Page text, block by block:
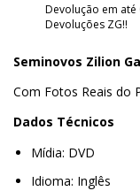
Devolução em até
Devoluções ZG!!
Seminovos Zilion
Com Fotos Reais do
Dados Técnicos
Mídia: DVD
Idioma: Inglês